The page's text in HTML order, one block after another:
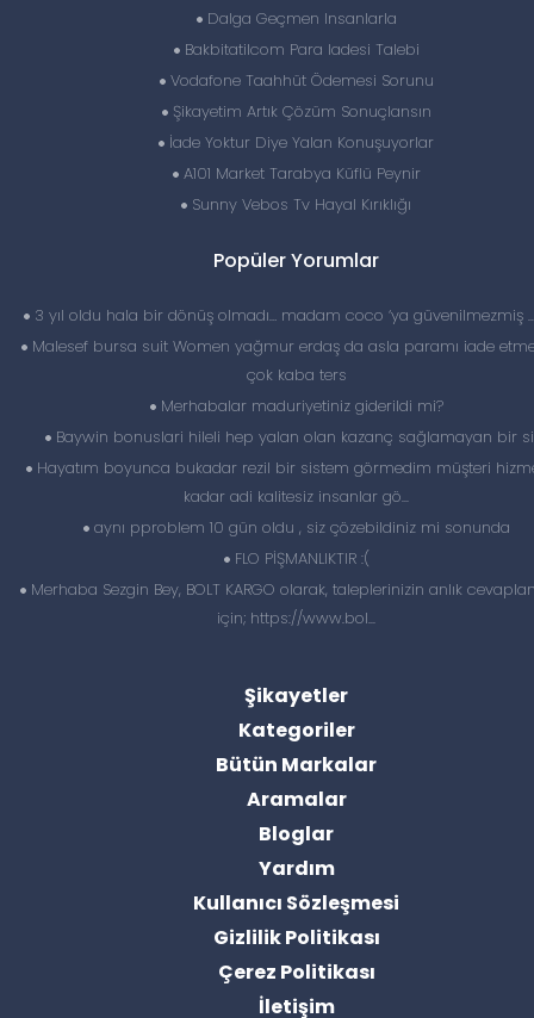
Dalga Geçmen Insanlarla
Bakbitatilcom Para Iadesi Talebi
Vodafone Taahhüt Ödemesi Sorunu
Şikayetim Artık Çözüm Sonuçlansın
İade Yoktur Diye Yalan Konuşuyorlar
A101 Market Tarabya Küflü Peynir
Sunny Vebos Tv Hayal Kırıklığı
Popüler Yorumlar
3 yıl oldu hala bir dönüş olmadı… madam coco ‘ya güvenilmezmiş
Malesef bursa suit Women yağmur erdaş da asla paramı iade
çok kaba ters
Merhabalar maduriyetiniz giderildi mi?
Baywin bonuslari hileli hep yalan olan kazanç sağlamayan bir
Hayatım boyunca bukadar rezil bir sistem görmedim müşteri
kadar adi kalitesiz insanlar gö...
aynı pproblem 10 gün oldu , siz çözebildiniz mi sonunda
FLO PİŞMANLIKTIR :(
Merhaba Sezgin Bey, BOLT KARGO olarak, taleplerinizin anlık
için; https://www.bol...
Şikayetler
Kategoriler
Bütün Markalar
Aramalar
Bloglar
Yardım
Kullanıcı Sözleşmesi
Gizlilik Politikası
Çerez Politikası
İletişim